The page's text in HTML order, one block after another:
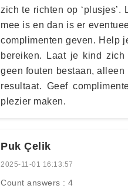
zich te richten op
mee is en dan is er
complimenten geven. Help
bereiken. Laat je kind
geen fouten bestaan,
resultaat. Geef
plezier maken.
Puk Çelik
2025-11-01 16:13:57
Count answers : 4